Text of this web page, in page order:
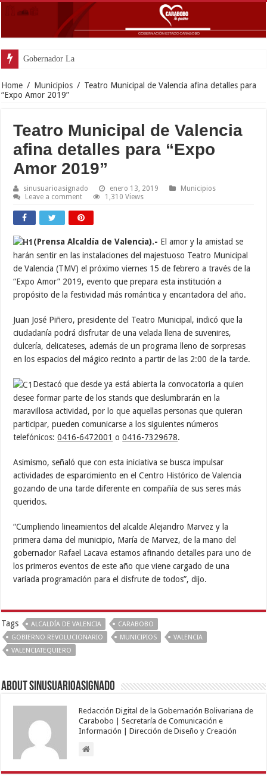
Gobernador Lacava anunció col
Home / Municipios / Teatro Municipal de Valencia afina detalles para
“Expo Amor 2019”
Teatro Municipal de Valencia
afina detalles para “Expo
Amor 2019”
sinusuarioasignado enero 13, 2019
Municipios
Leave a comment
1,310 Views
(Prensa Alcaldía de Valencia).- El amor y la amistad se
harán sentir en las instalaciones del majestuoso Teatro Municipal
de Valencia (TMV) el próximo viernes 15 de febrero a través de la
“Expo Amor” 2019, evento que prepara esta institución a
propósito de la festividad más romántica y encantadora del año.
Juan José Piñero, presidente del Teatro Municipal, indicó que la
ciudadanía podrá disfrutar de una velada llena de suvenires,
dulcería, delicateses, además de un programa lleno de sorpresas
en los espacios del mágico recinto a partir de las 2:00 de la tarde.
Destacó que desde ya está abierta la convocatoria a quien
desee formar parte de los stands que deslumbrarán en la
maravillosa actividad, por lo que aquellas personas que quieran
participar, pueden comunicarse a los siguientes números
telefónicos:0416-6472001 o0416-7329678.
Asimismo, señaló que con esta iniciativa se busca impulsar
actividades de esparcimiento en el Centro Histórico de Valencia
gozando de una tarde diferente en compañía de sus seres más
queridos.
“Cumpliendo lineamientos del alcalde Alejandro Marvez y la
primera dama del municipio, María de Marvez, de la mano del
gobernador Rafael Lacava estamos afinando detalles para uno de
los primeros eventos de este año que viene cargado de una
variada programación para el disfrute de todos”, dijo.
Tags ALCALDÍA DE VALENCIA
CARABOBO
GOBIERNO REVOLUCIONARIO
MUNICIPIOS
VALENCIA
VALENCIATEQUIERO
About sinusuarioasignado
Redacción Digital de la Gobernación Bolivariana de
Carabobo | Secretaría de Comunicación e
Información | Dirección de Diseño y Creación